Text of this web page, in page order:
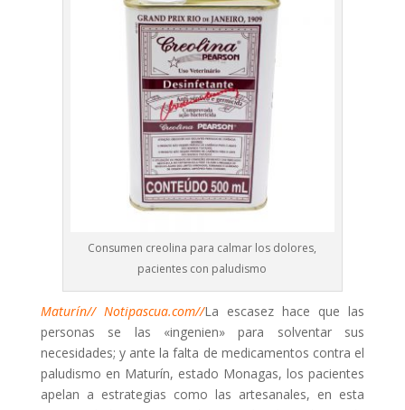
Consumen creolina para calmar los dolores,
pacientes con paludismo
Maturín// Notipascua.com//La escasez hace que las
personas se las «ingenien» para solventar sus
necesidades; y ante la falta de medicamentos contra el
paludismo en Maturín, estado Monagas, los pacientes
apelan a estrategias como las artesanales, en esta